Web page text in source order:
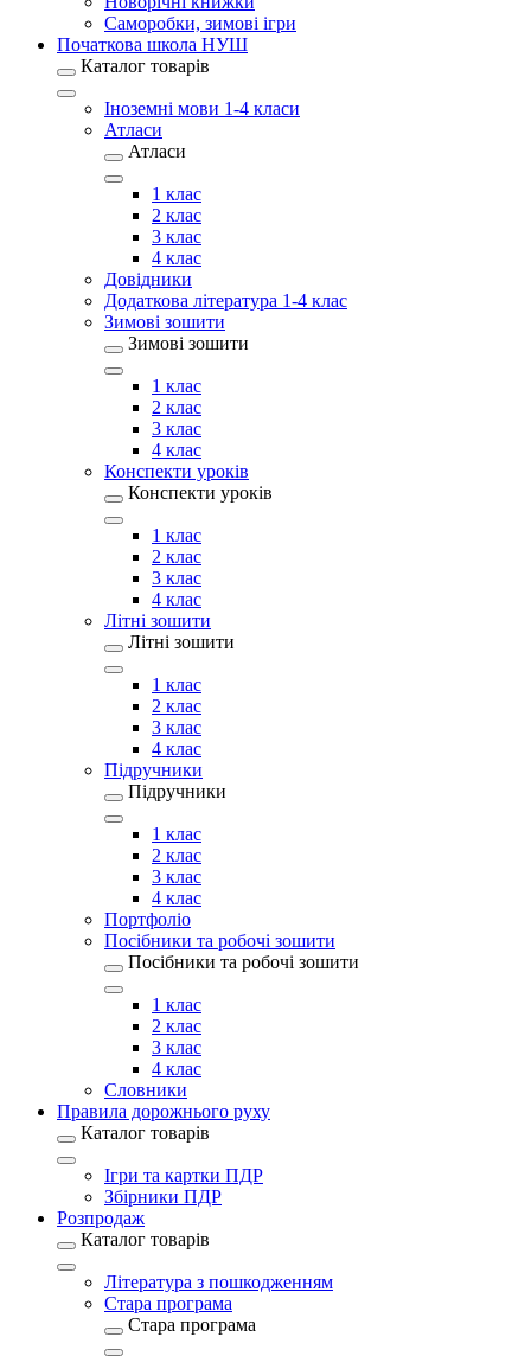
Саморобки, зимові ігри
Початкова школа НУШ
Каталог товарів
Іноземні мови 1-4 класи
Атласи
Атласи
1 клас
2 клас
3 клас
4 клас
Довідники
Додаткова література 1-4 клас
Зимові зошити
Зимові зошити
1 клас
2 клас
3 клас
4 клас
Конспекти уроків
Конспекти уроків
1 клас
2 клас
3 клас
4 клас
Літні зошити
Літні зошити
1 клас
2 клас
3 клас
4 клас
Підручники
Підручники
1 клас
2 клас
3 клас
4 клас
Портфоліо
Посібники та робочі зошити
Посібники та робочі зошити
1 клас
2 клас
3 клас
4 клас
Словники
Правила дорожнього руху
Каталог товарів
Ігри та картки ПДР
Збірники ПДР
Розпродаж
Каталог товарів
Література з пошкодженням
Стара програма
Стара програма